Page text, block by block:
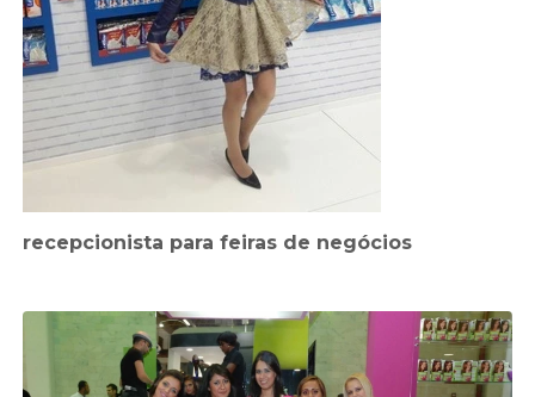
recepcionista para feiras de negócios